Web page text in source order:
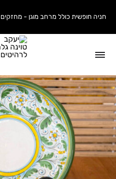
חניה חופשית כולל מרחב מוגן -